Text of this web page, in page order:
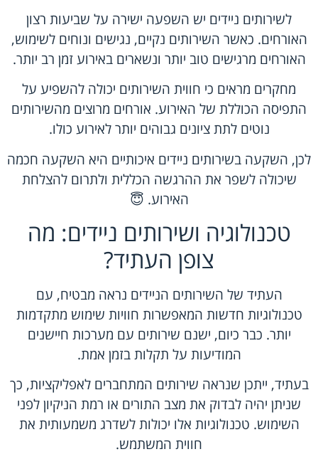
לשירותים ניידים יש השפעה ישירה על שביעות רצון
האורחים. כאשר השירותים נקיים, נגישים ונוחים לשימוש,
האורחים מרגישים טוב יותר ונשארים באירוע זמן רב יותר.
מחקרים מראים כי חווית השירותים יכולה להשפיע על
התפיסה הכוללת של האירוע. אורחים מרוצים מהשירותים
נוטים לתת ציונים גבוהים יותר לאירוע כולו.
לכן, השקעה בשירותים ניידים איכותיים היא השקעה חכמה
שיכולה לשפר את ההרגשה הכללית ולתרום להצלחת
האירוע. 😇
טכנולוגיה ושירותים ניידים: מה
צופן העתיד?
העתיד של השירותים הניידים נראה מבטיח, עם
טכנולוגיות חדשות המאפשרות חוויות שימוש מתקדמות
יותר. כבר כיום, ישנם שירותים עם מערכות חיישנים
המודיעות על תקלות בזמן אמת.
בעתיד, ייתכן שנראה שירותים המתחברים לאפליקציות, כך
שניתן יהיה לבדוק את מצב התורים או רמת הניקיון לפני
השימוש. טכנולוגיות אלו יכולות לשדרג משמעותית את
חווית המשתמש.